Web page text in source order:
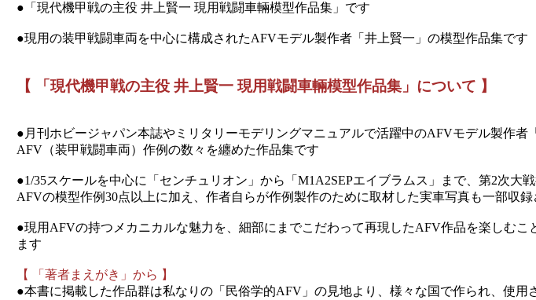
●「現代機甲戦の主役 井上賢一 現用戦闘車輛模型作品集」です
●現用の装甲戦闘車両を中心に構成されたAFVモデル製作者「井上賢一」の模型作品集です
【 「現代機甲戦の主役 井上賢一 現用戦闘車輛模型作品集」について 】
●月刊ホビージャパン本誌やミリタリーモデリングマニュアルで活躍中のAFVモデル製作者
AFV（装甲戦闘車両）作例の数々を纏めた作品集です
●1/35スケールを中心に「センチュリオン」から「M1A2SEPエイブラムス」まで、第2次大
AFVの模型作例30点以上に加え、作者自らが作例製作のために取材した実車写真も一部収
●現用AFVの持つメカニカルな魅力を、細部にまでこだわって再現したAFV作品を楽しむこ
ます
【 「著者まえがき」から 】
●本書に掲載した作品群は私なりの「民俗学的AFV」の見地より、様々な国で作られ、使用